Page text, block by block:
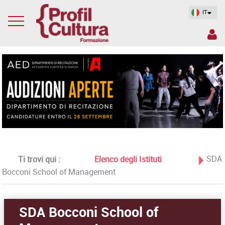
IT
Ti trovi qui : Elenco degli Istituti
SDA
Bocconi School of Management
SDA Bocconi School of